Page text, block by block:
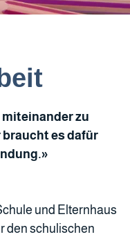
zu
es dafür
und Elternhaus
den schulischen